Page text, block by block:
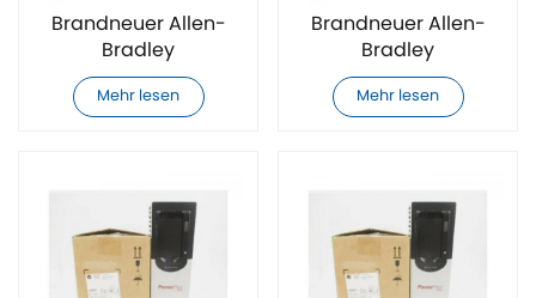
Brandneuer Allen-
Bradley
20F1ANE077AN0NNNNN
Frequenzumrichter
Mehr lesen
Brandneuer Allen-
Bradley
20F1ANE077JA0NNNNN
Frequenzumrichter
Mehr lesen